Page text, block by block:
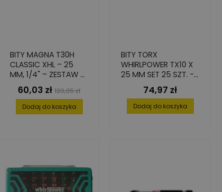
BITY MAGNA T30H
CLASSIC XHL – 25
MM, 1/4" – ZESTAW 5
SZT.
Cena
60,03 zł Cena
podstawowa
120,05 zł
Dodaj do koszyka
BITY TORX
WHIRLPOWER TX10 X
25 MM SET 25 SZT. -
WYSOKA PRECYZJA I
TWARDOŚĆ
Cena
74,97 zł
Dodaj do koszyka